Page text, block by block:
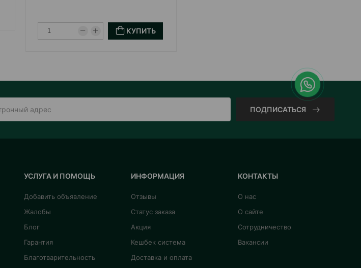
КУПИТЬ
ПОДПИСАТЬСЯ
УСЛУГА И ПОМОЩЬ
Добавить объявление
Жалобы
Блог
Гарантия
Благотварительность
ИНФОРМАЦИЯ
Отзывы
Статус заказа
Акция
Кешбек система
Доставка и оплата
КОНТАКТЫ
О нас
О сайте
Сотрудничество
Вакансии